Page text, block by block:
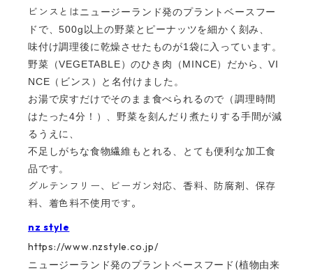
ビンスとはニュージーランド発のプラントベースフー
ドで、500g以上の野菜とピーナッツを細かく刻み、
味付け調理後に乾燥させたものが1袋に入っています。
野菜（VEGETABLE）のひき肉（MINCE）だから、VI
NCE（ビンス）と名付けました。
お湯で戻すだけでそのまま食べられるので（調理時間
はたった4分！）、野菜を刻んだり煮たりする手間が減
るうえに、
不足しがちな食物繊維もとれる、とても便利な加工食
品です。
グルテンフリー、ビーガン対応、香料、防腐剤、保存
料、着色料不使用です。
nz style
https://www.nzstyle.co.jp/
ニュージーランド発のプラントベースフード(植物由来